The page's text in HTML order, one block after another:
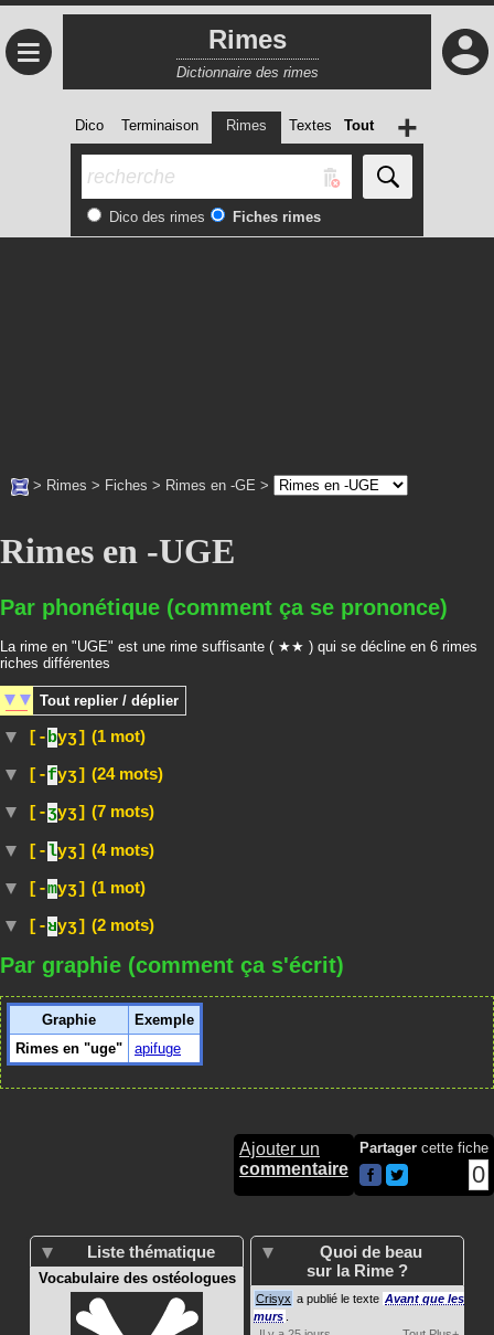
≡ Rimes
Dictionnaire des rimes
Dico Terminaison Rimes Textes Tout
Dico des rimes Fiches rimes
+
> Rimes > Fiches > Rimes en -GE >
Rimes en -UGE
Par phonétique (comment ça se prononce)
La rime en "UGE" est une rime suffisante ( ★★ ) qui se décline en 6 rimes
riches différentes
Tout replier / déplier
[-byʒ] (1 mot)
[-fyʒ] (24 mots)
[-ʒyʒ] (7 mots)
[-lyʒ] (4 mots)
[-myʒ] (1 mot)
[-ʁyʒ] (2 mots)
Par graphie (comment ça s'écrit)
Graphie
Exemple
Rimes en "uge"
apifuge
Ajouter un
commentaire
Partager cette fiche
0
Liste thématique
Vocabulaire des ostéologues
Quoi de beau
sur la Rime ?
Crisyx a publié le texte Avant que les
murs .